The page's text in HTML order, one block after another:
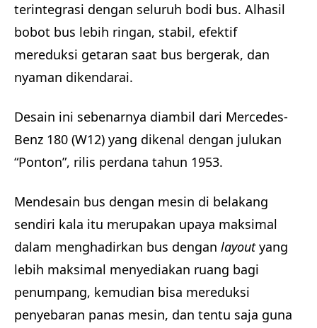
terintegrasi dengan seluruh bodi bus. Alhasil
bobot bus lebih ringan, stabil, efektif
mereduksi getaran saat bus bergerak, dan
nyaman dikendarai.
Desain ini sebenarnya diambil dari Mercedes-
Benz 180 (W12) yang dikenal dengan julukan
“Ponton”, rilis perdana tahun 1953.
Mendesain bus dengan mesin di belakang
sendiri kala itu merupakan upaya maksimal
dalam menghadirkan bus dengan layoutyang
lebih maksimal menyediakan ruang bagi
penumpang, kemudian bisa mereduksi
penyebaran panas mesin, dan tentu saja guna